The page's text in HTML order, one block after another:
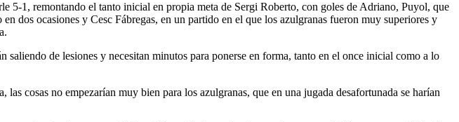
5-1, remontando el tanto inicial en propia meta de Sergi Roberto, con goles de Adriano, Puyol, que
dos ocasiones y Cesc Fábregas, en un partido en el que los azulgranas fueron muy superiores y
de lesiones y necesitan minutos para ponerse en forma, tanto en el once inicial como a lo
cosas no empezarían muy bien para los azulgranas, que en una jugada desafortunada se harían